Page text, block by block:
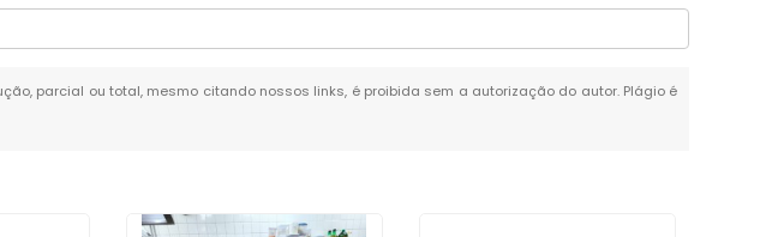
parcial ou total, mesmo citando nossos links, é proibida sem a autorização do autor. Plágio é